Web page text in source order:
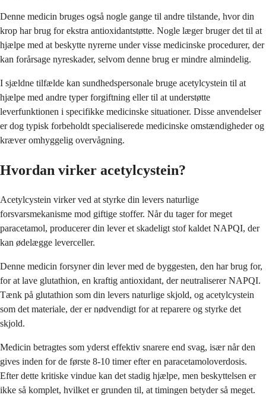
Denne medicin bruges også nogle gange til andre tilstande, hvor din
krop har brug for ekstra antioxidantstøtte. Nogle læger bruger det til at
hjælpe med at beskytte nyrerne under visse medicinske procedurer, der
kan forårsage nyreskader, selvom denne brug er mindre almindelig.
I sjældne tilfælde kan sundhedspersonale bruge acetylcystein til at
hjælpe med andre typer forgiftning eller til at understøtte
leverfunktionen i specifikke medicinske situationer. Disse anvendelser
er dog typisk forbeholdt specialiserede medicinske omstændigheder og
kræver omhyggelig overvågning.
Hvordan virker acetylcystein?
Acetylcystein virker ved at styrke din levers naturlige
forsvarsmekanisme mod giftige stoffer. Når du tager for meget
paracetamol, producerer din lever et skadeligt stof kaldet NAPQI, der
kan ødelægge leverceller.
Denne medicin forsyner din lever med de byggesten, den har brug for,
for at lave glutathion, en kraftig antioxidant, der neutraliserer NAPQI.
Tænk på glutathion som din levers naturlige skjold, og acetylcystein
som det materiale, der er nødvendigt for at reparere og styrke det
skjold.
Medicin betragtes som yderst effektiv snarere end svag, især når den
gives inden for de første 8-10 timer efter en paracetamoloverdosis.
Efter dette kritiske vindue kan det stadig hjælpe, men beskyttelsen er
ikke så komplet, hvilket er grunden til, at timingen betyder så meget.